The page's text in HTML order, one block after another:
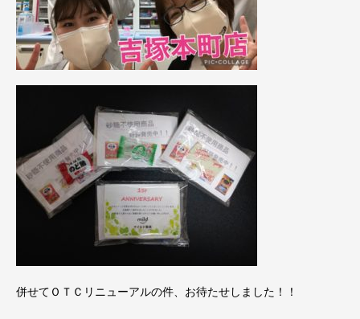
併せてＯＴＣリニューアルの件、お待たせしました！！